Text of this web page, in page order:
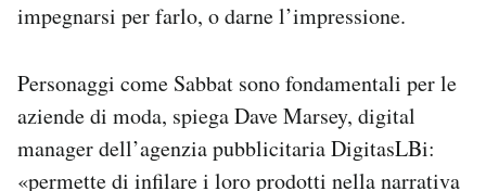
impegnarsi per farlo, o darne l’impressione.
Personaggi come Sabbat sono fondamentali per le
aziende di moda, spiega Dave Marsey, digital
manager dell’agenzia pubblicitaria DigitasLBi:
«permette di infilare i loro prodotti nella narrativa